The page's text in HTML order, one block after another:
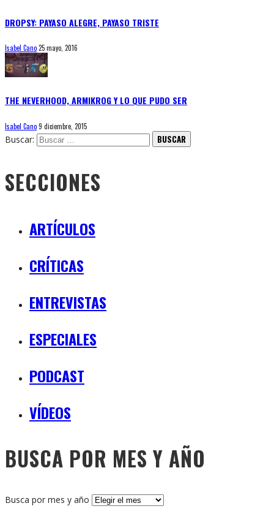
DROPSY: PAYASO ALEGRE, PAYASO TRISTE
Isabel Cano25 mayo, 2016
THE NEVERHOOD, ARMIKROG Y LO QUE PUDO SER
Isabel Cano9 diciembre, 2015
Buscar:
SECCIONES
ARTÍCULOS
CRÍTICAS
ENTREVISTAS
ESPECIALES
PODCAST
VÍDEOS
BUSCA POR MES Y AÑO
Busca por mes y año